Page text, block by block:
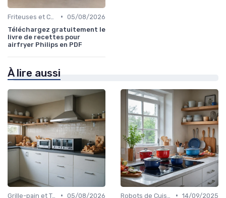
• 05/08/2026
Téléchargez gratuitement le
livre de recettes pour
airfryer Philips en PDF
À lire aussi
Grille-pain et Toasteurs • 05/08/2026
• 14/09/2025